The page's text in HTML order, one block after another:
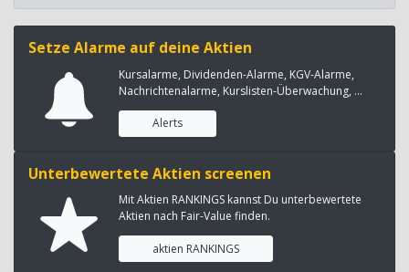
Setze Alarme auf deine Aktien
Kursalarme, Dividenden-Alarme, KGV-Alarme,
Nachrichtenalarme, Kurslisten-Überwachung, ...
Alerts
Unterbewertete Aktien screenen
Mit Aktien RANKINGS kannst Du unterbewertete
Aktien nach Fair-Value finden.
aktien RANKINGS